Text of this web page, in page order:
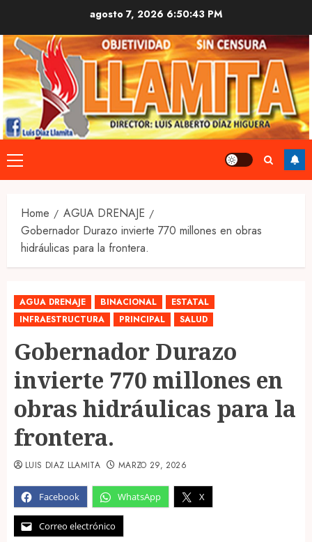
content
agosto 7, 2026 6:50:44 PM
Primary
Menu
Home
AGUA DRENAJE
Gobernador Durazo invierte 770 millones en obras
hidráulicas para la frontera.
AGUA DRENAJE BINACIONAL
ESTATAL
INFRAESTRUCTURA
PRINCIPAL SALUD
Gobernador Durazo
invierte 770 millones en
obras hidráulicas para la
frontera.
Facebook WhatsApp X
Correo electrónico
LUIS DIAZ LLAMITA MARZO 29, 2026